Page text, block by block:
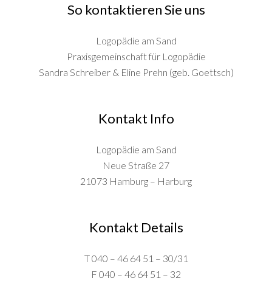
So kontaktieren Sie uns
Logopädie am Sand
Praxisgemeinschaft für Logopädie
Sandra Schreiber & Eline Prehn (geb. Goettsch)
Kontakt Info
Logopädie am Sand
Neue Straße 27
21073 Hamburg – Harburg
Kontakt Details
T 040 – 46 64 51 – 30/31
F 040 – 46 64 51 – 32